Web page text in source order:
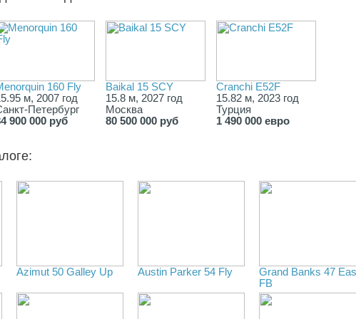
160 Fly
м, 2007 год
Петербург
900 000 руб
Baikal 15 SCY
15.8 м, 2027 год
Москва
80 500 000 руб
Cranchi E52F
15.82 м, 2023 год
Турция
1 490 000 евро
Azimut 50 Galley Up Austin Parker 54 Fly
Grand Banks 47
FB